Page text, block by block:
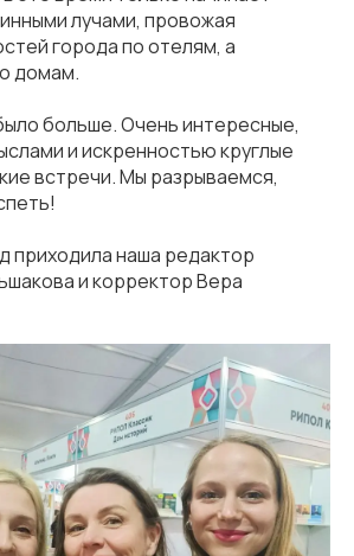
лучами, провожая
города по отелям, а
домам.
больше. Очень интересные,
и искренностью круглые
встречи. Мы разрываемся,
приходила наша редактор
и корректор Вера